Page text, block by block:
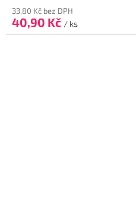
33,80 Kč bez DPH
40,90 Kč / ks